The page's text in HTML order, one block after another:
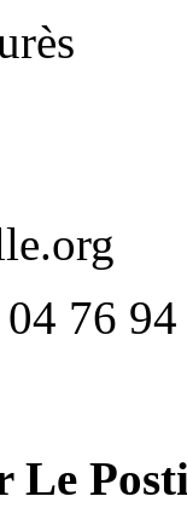
76
Le